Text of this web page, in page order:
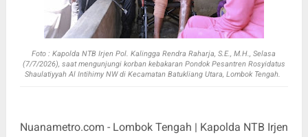
Foto :Kapolda NTB Irjen Pol. Kalingga Rendra Raharja, S.E., M.H., Selasa
(7/7/2026), saat mengunjungi korban kebakaran Pondok Pesantren Rosyidatus
Shaulatiyyah Al Intihimy NW di Kecamatan Batukliang Utara, Lombok Tengah.
Nuanametro.com - Lombok Tengah | Kapolda NTB Irjen